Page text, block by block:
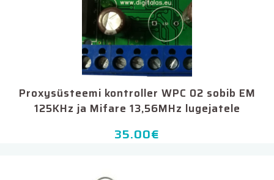
Proxysüsteemi kontroller WPC 02 sobib EM
125KHz ja Mifare 13,56MHz lugejatele
35.00€